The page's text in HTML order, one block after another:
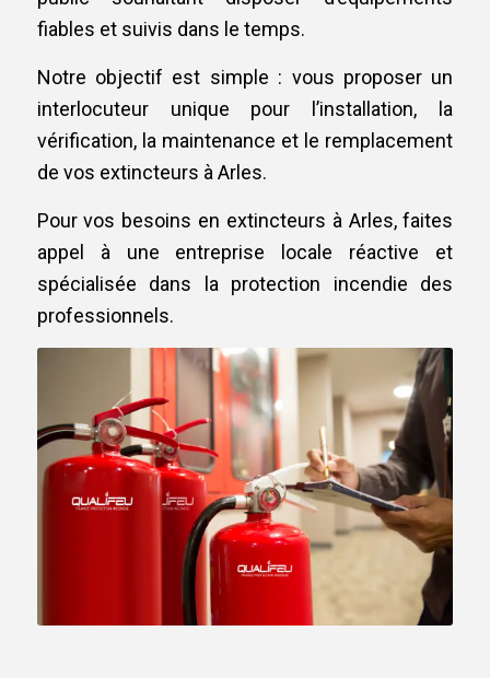
fiables et suivis dans le temps.
Notre objectif est simple : vous proposer un
interlocuteur unique pour l’installation, la
vérification, la maintenance et le remplacement
de vos extincteurs à Arles.
Pour vos besoins en extincteurs à Arles, faites
appel à une entreprise locale réactive et
spécialisée dans la protection incendie des
professionnels.